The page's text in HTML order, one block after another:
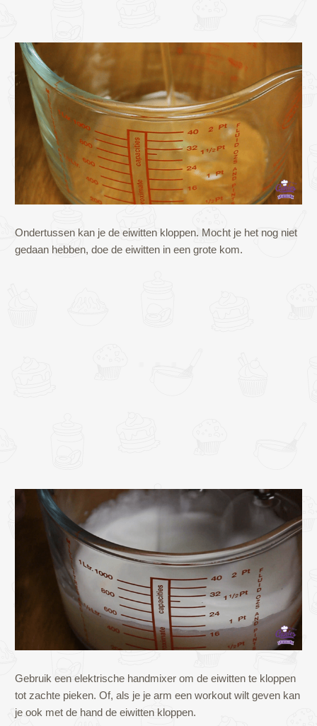
Ondertussen kan je de eiwitten kloppen. Mocht je het nog niet
gedaan hebben, doe de eiwitten in een grote kom.
Gebruik een elektrische handmixer om de eiwitten te kloppen
tot zachte pieken. Of, als je je arm een workout wilt geven kan
je ook met de hand de eiwitten kloppen.